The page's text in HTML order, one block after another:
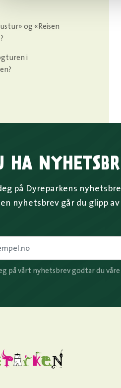
og «Reisen
i
HA
på Dyreparkens
nyhetsbrev går du glipp
på vårt nyhetsbrev godtar du våre